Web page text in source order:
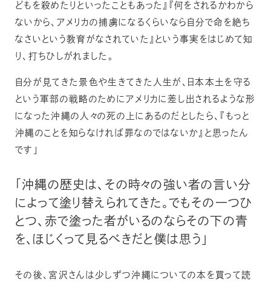
どもを殺めたりといったこともあった』『何をされるかわから
ないから、アメリカの捕虜になるくらいなら自分で命を絶ち
なさいという教育がなされていた』という事実をはじめて知
り、打ちひしがれました。
自分が見てきた景色や生きてきた人生が、日本本土を守る
という軍部の戦略のためにアメリカに差し出されるような形
になった沖縄の人々の死の上にあるのだとしたら、『もっと
沖縄のことを知らなければ罪なのではないか』と思ったん
です」
「沖縄の歴史は、その時々の強い者の言い分
によって塗り替えられてきた。でもその一つひ
とつ、赤で塗った者がいるのならその下の青
を、ほじくって見るべきだと僕は思う」
その後、宮沢さんは少しずつ沖縄についての本を買って読